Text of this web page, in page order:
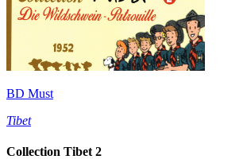
BD Must
Tibet
Collection Tibet 2